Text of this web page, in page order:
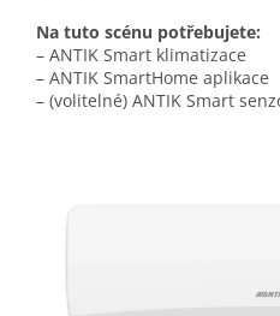
Na tuto scénu potřebujete:
– ANTIK Smart klimatizace
– ANTIK SmartHome aplikace
– (volitelné) ANTIK Smart